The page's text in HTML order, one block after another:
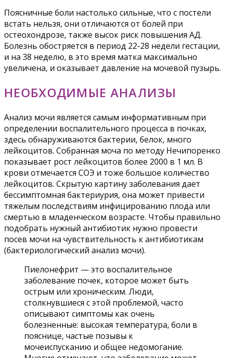
Поясничные боли настолько сильные, что с постели
встать нельзя, они отличаются от болей при
остеохондрозе, также высок риск повышения АД.
Болезнь обостряется в период 22-28 недели гестации,
и на 38 неделю, в это время матка максимально
увеличена, и оказывает давление на мочевой пузырь.
НЕОБХОДИМЫЕ АНАЛИЗЫ
Анализ мочи является самым информативным при
определении воспалительного процесса в почках,
здесь обнаруживаются бактерии, белок, много
лейкоцитов. Собранная моча по методу Нечипоренко
показывает рост лейкоцитов более 2000 в 1 мл. В
крови отмечается СОЭ и тоже большое количество
лейкоцитов. Скрытую картину заболевания дает
бессимптомная бактериурия, она может привести
тяжелым последствиям инфицированию плода или
смертью в младенческом возрасте. Чтобы правильно
подобрать нужный антибиотик нужно провести
посев мочи на чувствительность к антибиотикам
(бактериологический анализ мочи).
Пиелонефрит — это воспалительное
заболевание почек, которое может быть
острым или хроническим. Люди,
столкнувшиеся с этой проблемой, часто
описывают симптомы как очень
болезненные: высокая температура, боли в
пояснице, частые позывы к
мочеиспусканию и общее недомогание.